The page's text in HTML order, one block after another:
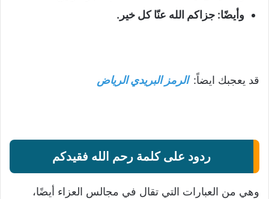
وأيضًا: جزاكم الله عنّا كل خير.
قد يعجبك ايضاً: الرمز البريدي الرياض
ردود على كلمة رحم الله فقيدكم
وهي من العبارات التي تقال في مجالس العزاء أيضًا،